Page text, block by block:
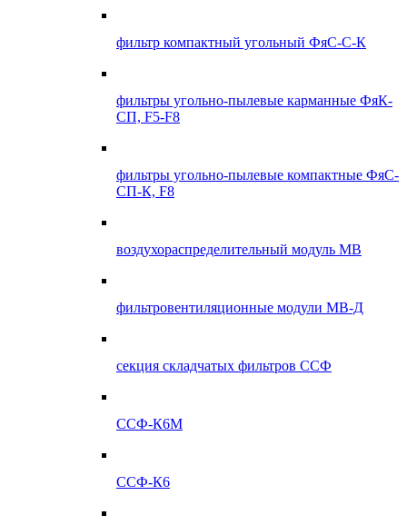
фильтр компактный угольный ФяС-С-К
фильтры угольно-пылевые карманные ФяК-
СП, F5-F8
фильтры угольно-пылевые компактные ФяС-
СП-К, F8
воздухораспределительный модуль МВ
фильтровентиляционные модули МВ-Д
секция складчатых фильтров ССФ
ССФ-К6М
ССФ-К6